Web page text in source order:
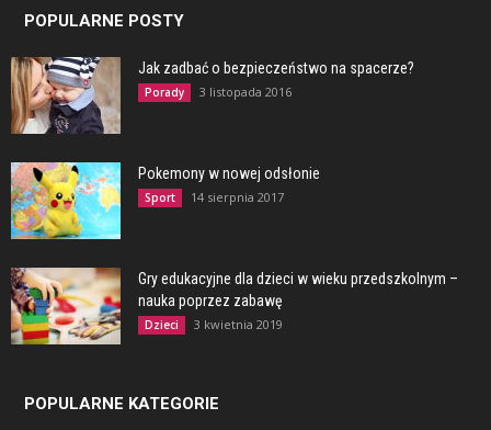
POPULARNE POSTY
Jak zadbać o bezpieczeństwo na spacerze?
Porady 3 listopada 2016
Pokemony w nowej odsłonie
Sport 14 sierpnia 2017
Gry edukacyjne dla dzieci w wieku przedszkolnym –
nauka poprzez zabawę
Dzieci 3 kwietnia 2019
POPULARNE KATEGORIE